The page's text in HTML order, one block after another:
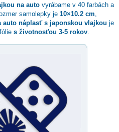
na auto vyrábame v 40 farbách a
samolepky je 10×10.2 cm
auto náplasť s japonskou vlajkou je
s životnosťou 3-5 rokov